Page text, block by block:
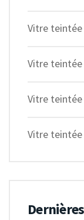
Vitre teintée
Vitre teintée
Vitre teintée
Vitre teintée